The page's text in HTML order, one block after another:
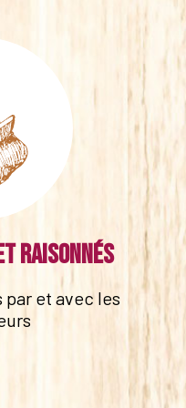
raisonnés
et avec les